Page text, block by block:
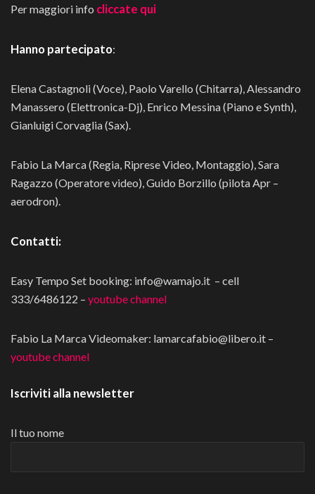
Per maggiori info cliccate qui
Hanno partecipato:
Elena Castagnoli (Voce), Paolo Varello (Chitarra), Alessandro
Manassero (Elettronica-Dj), Enrico Messina (Piano e Synth),
Gianluigi Corvaglia (Sax).
Fabio La Marca (Regia, Riprese Video, Montaggio), Sara
Ragazzo (Operatore video), Guido Borzillo (pilota Apr –
aerodron).
Contatti:
Easy Tempo Set booking: info@wamajo.it – cell
333/6486122 – youtube channel
Fabio La Marca Videomaker: lamarcafabio@libero.it –
youtube channel
Iscriviti alla newsletter
Il tuo nome